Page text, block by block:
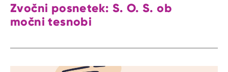
Zvočni posnetek: S. O. S. ob
močni tesnobi